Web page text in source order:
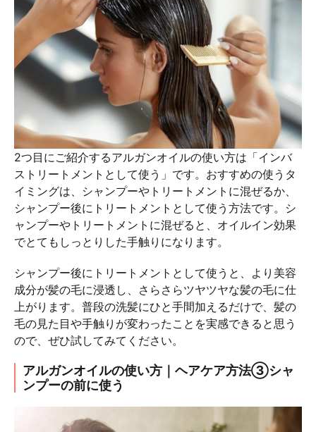
2つ目にご紹介するアルガンオイルの使い方は「インバ
ストリートメントとして使う」です。おすすめの使うタ
イミングは、シャンプーやトリートメントに混ぜるか、
シャンプー後にトリートメントとして使う方法です。シ
ャンプーやトリートメントに混ぜると、オイルイン効果
でとてもしっとりした手触りになります。
シャンプー後にトリートメントとして使うと、より美容
成分が髪の毛に浸透し、さらさらツヤツヤな髪の毛に仕
上がります。普段の洗髪にひと手間加えるだけで、髪の
毛の見た目や手触りが変わったことを実感できると思う
ので、ぜひ試してみてください。
アルガンオイルの使い方｜ヘアケア方法③シャ
ンプーの前に使う